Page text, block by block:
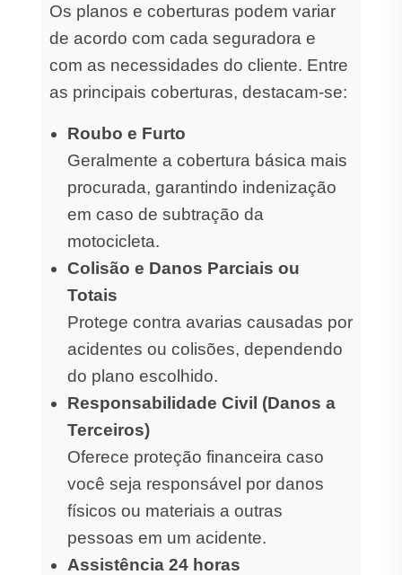
Os planos e coberturas podem variar
de acordo com cada seguradora e
com as necessidades do cliente. Entre
as principais coberturas, destacam-se:
Roubo e Furto
Geralmente a cobertura básica mais
procurada, garantindo indenização
em caso de subtração da
motocicleta.
Colisão e Danos Parciais ou
Totais
Protege contra avarias causadas por
acidentes ou colisões, dependendo
do plano escolhido.
Responsabilidade Civil (Danos a
Terceiros)
Oferece proteção financeira caso
você seja responsável por danos
físicos ou materiais a outras
pessoas em um acidente.
Assistência 24 horas